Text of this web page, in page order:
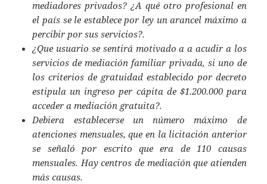
mediadores privados? ¿A qué otro profesional en
el país se le establece por ley un arancel máximo a
percibir por sus servicios?.
¿Que usuario se sentirá motivado a a acudir a los
servicios de mediación familiar privada, si uno de
los criterios de gratuidad establecido por decreto
estipula un ingreso per cápita de $1.200.000 para
acceder a mediación gratuita?.
Debiera establecerse un número máximo de
atenciones mensuales, que en la licitación anterior
se señaló por escrito que era de 110 causas
mensuales. Hay centros de mediación que atienden
más causas.